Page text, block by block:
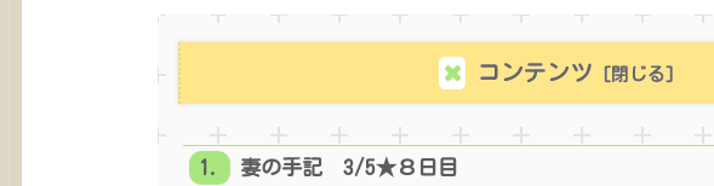
コンテンツ
妻の手記 3/5★８日目